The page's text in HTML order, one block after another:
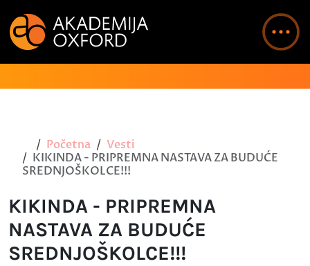
Početna
Vesti
KIKINDA - PRIPREMNA NASTAVA ZA BUDUĆE
SREDNJOŠKOLCE!!!
KIKINDA - PRIPREMNA
NASTAVA ZA BUDUĆE
SREDNJOŠKOLCE!!!